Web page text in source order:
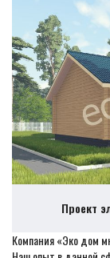
Проект
Компания «Эко дом